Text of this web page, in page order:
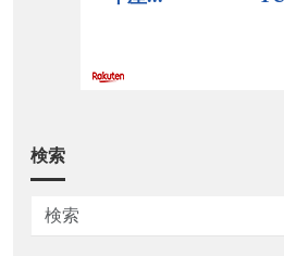
検索